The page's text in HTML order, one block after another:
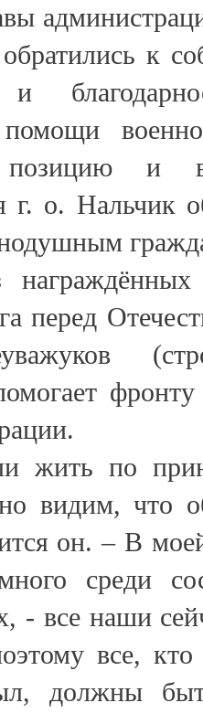
к
и
позицию и
г. о. Нальчик
перед
жить по
видим, что
он. – В
среди
- все наши
все,
должны